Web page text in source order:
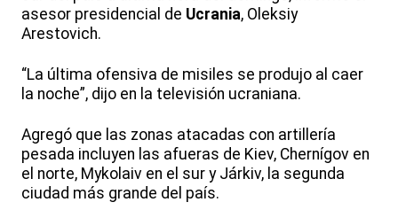
asesor presidencial de Ucrania, Oleksiy
Arestovich.
“La última ofensiva de misiles se produjo al caer
la noche”, dijo en la televisión ucraniana.
Agregó que las zonas atacadas con artillería
pesada incluyen las afueras de Kiev, Chernígov en
el norte, Mykolaiv en el sur y Járkiv, la segunda
ciudad más grande del país.